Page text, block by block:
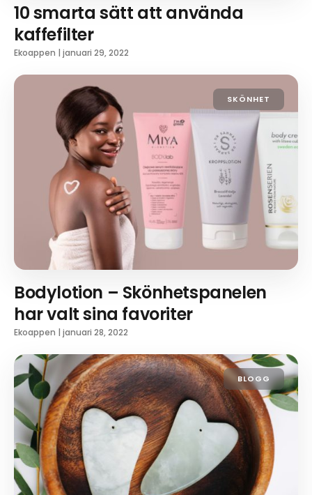
10 smarta sätt att använda
kaffefilter
Ekoappen | januari 29, 2022
SKÖNHET
Bodylotion – Skönhetspanelen
har valt sina favoriter
Ekoappen | januari 28, 2022
BLOGG